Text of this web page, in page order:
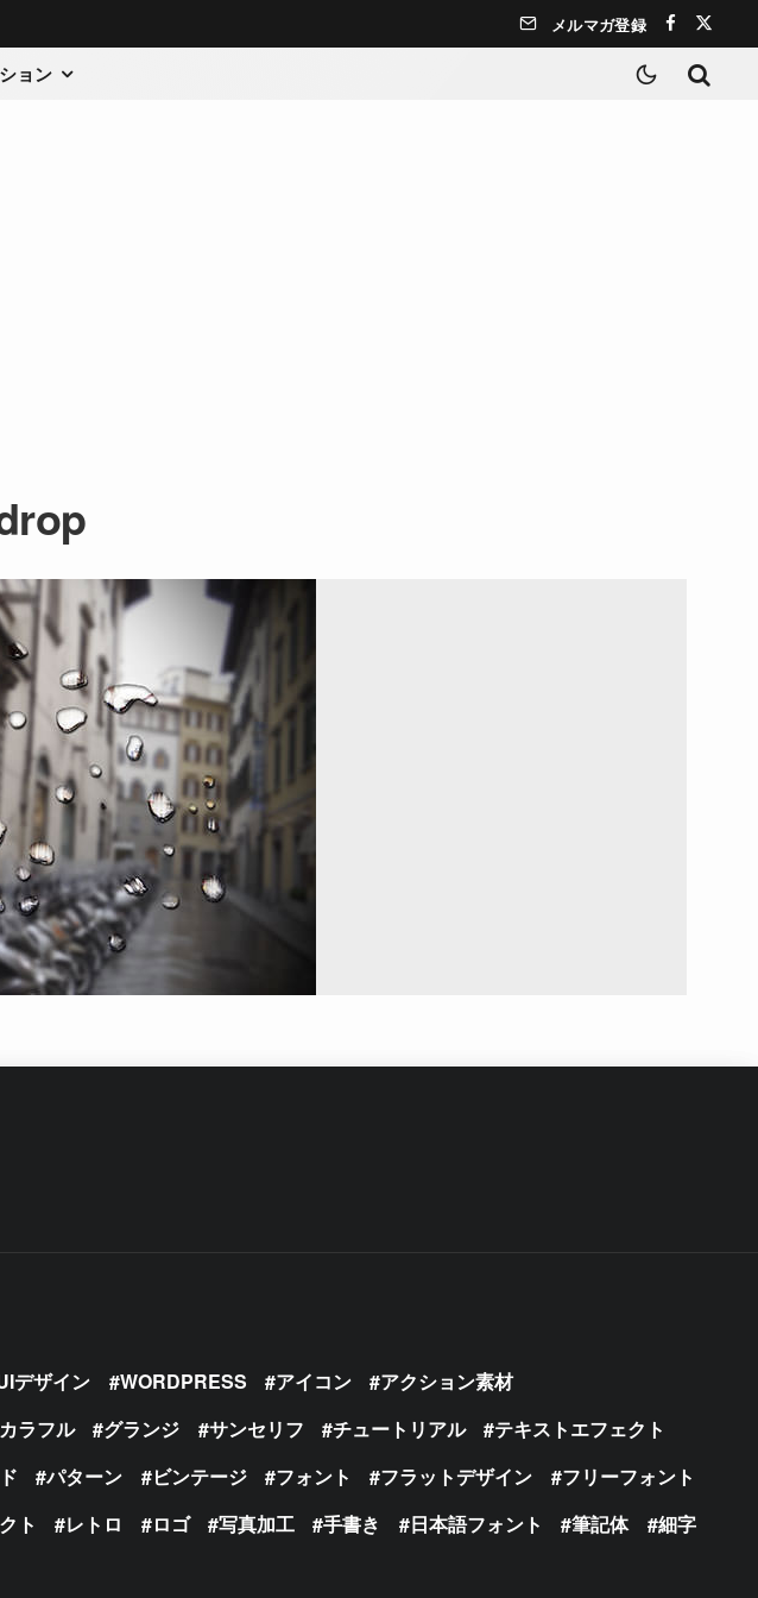
メルマガ登録
ョン
デザイン WORDPRESS アイコン
アクション素材
ラフル グランジ サンセリフ チュートリアル
テキストエフェクト
パターン ビンテージ フォント フラットデザイン
フリーフォント
ト レトロ ロゴ 写真加工 手書き 日本語フォント 筆記体
細字